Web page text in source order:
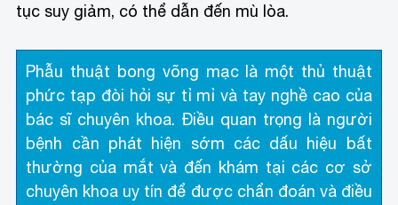
tục suy giảm, có thể dẫn đến mù lòa.
Phẫu thuật bong võng mạc là một thủ thuật
phức tạp đòi hỏi sự tỉ mỉ và tay nghề cao của
bác sĩ chuyên khoa. Điều quan trọng là người
bệnh cần phát hiện sớm các dấu hiệu bất
thường của mắt và đến khám tại các cơ sở
chuyên khoa uy tín để được chẩn đoán và điều